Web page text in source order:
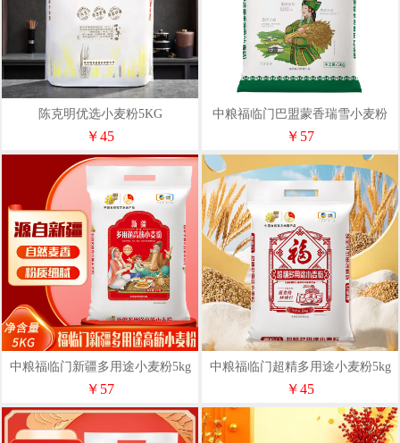
陈克明优选小麦粉5KG
￥45
中粮福临门巴盟蒙香瑞雪小麦粉
5kg
￥57
中粮福临门新疆多用途小麦粉5kg
￥57
中粮福临门超精多用途小麦粉5kg
￥45